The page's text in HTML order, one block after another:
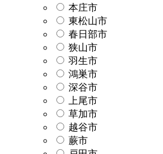
本庄市
東松山市
春日部市
狭山市
羽生市
鴻巣市
深谷市
上尾市
草加市
越谷市
蕨市